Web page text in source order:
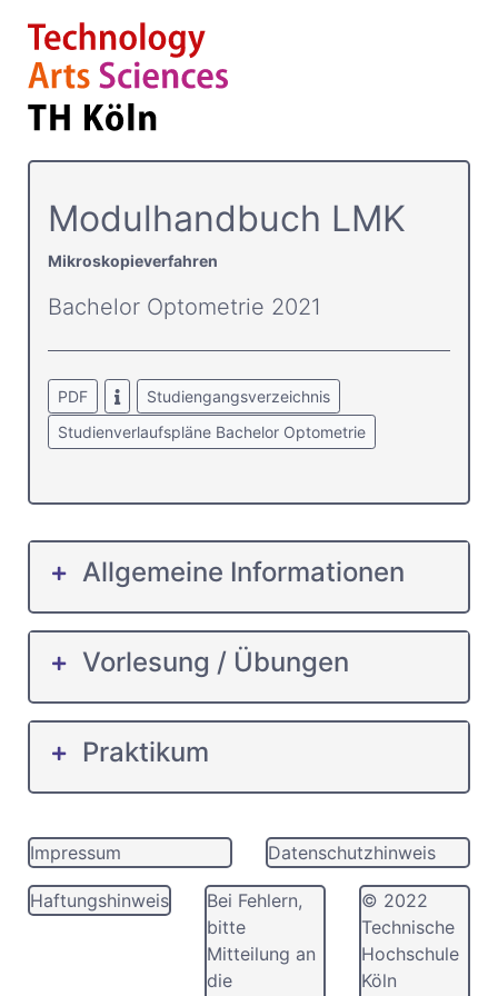
Modulhandbuch LMK
Mikroskopieverfahren
Bachelor Optometrie 2021
PDF
Studiengangsverzeichnis
Studienverlaufspläne Bachelor Optometrie
Allgemeine Informationen
Vorlesung / Übungen
Praktikum
Impressum Datenschutzhinweis
Haftungshinweis
Bei Fehlern,
bitte
Mitteilung an
die
© 2022
Technische
Hochschule
Köln